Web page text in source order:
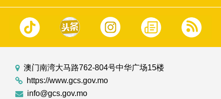
澳门南湾大马路762-804号中华广场15楼
https://www.gcs.gov.mo
info@gcs.gov.mo